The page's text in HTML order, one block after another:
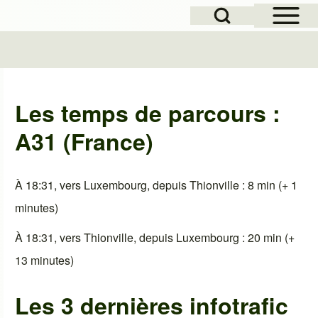
Open Sidebar
Open Search Block
Les temps de parcours :
A31 (France)
À 18:31, vers Luxembourg, depuis Thionville : 8 min (+ 1
minutes)
À 18:31, vers Thionville, depuis Luxembourg : 20 min (+
13 minutes)
Les 3 dernières infotrafic